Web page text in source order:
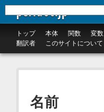
perldoc.jp
トップ 本体 関数 変数
翻訳者
このサイトについて
名前